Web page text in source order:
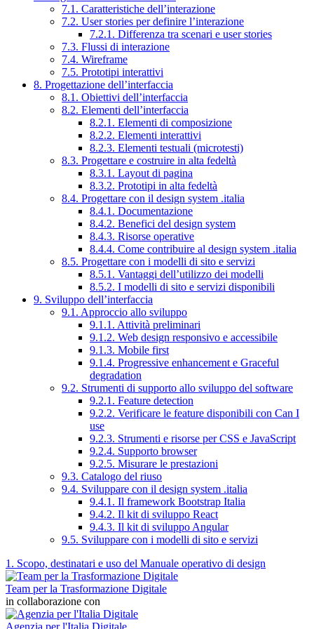
7.1. Caratteristiche dell’interazione
7.2. User stories per definire l’interazione
7.2.1. Differenza tra scenari e user stories
7.3. Flussi di interazione
7.4. Wireframe
7.5. Prototipi interattivi
8. Progettazione dell’interfaccia
8.1. Obiettivi dell’interfaccia
8.2. Elementi dell’interfaccia
8.2.1. Elementi di composizione
8.2.2. Elementi interattivi
8.2.3. Elementi testuali (microtesti)
8.3. Progettare e costruire in alta fedeltà
8.3.1. Layout di pagina
8.3.2. Prototipi in alta fedeltà
8.4. Progettare con il design system .italia
8.4.1. Documentazione
8.4.2. Benefici del design system
8.4.3. Risorse operative
8.4.4. Come contribuire al design system .italia
8.5. Progettare con i modelli di sito e servizi
8.5.1. Vantaggi dell’utilizzo dei modelli
8.5.2. I modelli di sito e servizi disponibili
9. Sviluppo dell’interfaccia
9.1. Approccio allo sviluppo
9.1.1. Attività preliminari
9.1.2. Web design responsivo e accessibile
9.1.3. Mobile first
9.1.4. Progressive enhancement e Graceful
degradation
9.2. Strumenti di supporto allo sviluppo del software
9.2.1. Feature detection
9.2.2. Verificare le feature disponibili con Can I
use
9.2.3. Strumenti e risorse per CSS e JavaScript
9.2.4. Supporto browser
9.2.5. Misurare le prestazioni
9.3. Catalogo del riuso
9.4. Sviluppare con il design system .italia
9.4.1. Il framework Bootstrap Italia
9.4.2. Il kit di sviluppo React
9.4.3. Il kit di sviluppo Angular
9.5. Sviluppare con i modelli di sito e servizi
1. Scopo, destinatari e uso del Manuale operativo di design
Team per la Trasformazione Digitale
in collaborazione con
Agenzia per l'Italia Digitale